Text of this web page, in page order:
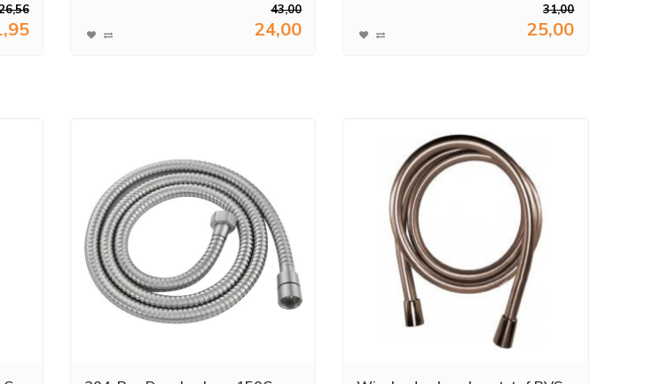
43,00
24,00
31,00
25,00